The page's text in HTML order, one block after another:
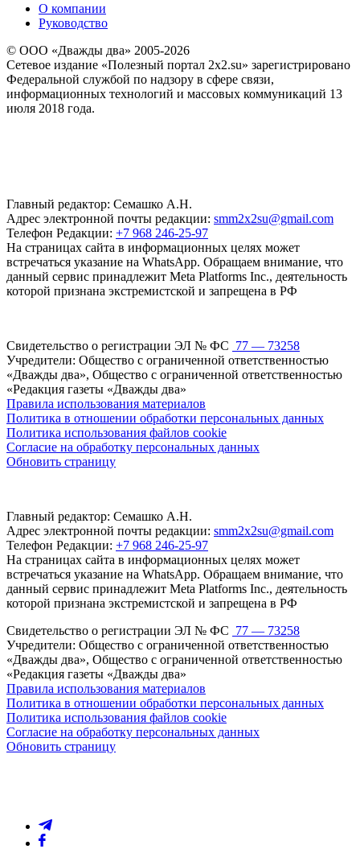
О компании
Руководство
© ООО «Дважды два» 2005-2026
Сетевое издание «Полезный портал 2x2.su» зарегистрировано
Федеральной службой по надзору в сфере связи,
информационных технологий и массовых коммуникаций 13
июля 2018 года.
Главный редактор: Семашко А.Н.
Адрес электронной почты редакции: smm2x2su@gmail.com
Телефон Редакции: +7 968 246-25-97
На страницах сайта в информационных целях может
встречаться указание на WhatsApp. Обращаем внимание, что
данный сервис принадлежит Meta Platforms Inc., деятельность
которой признана экстремистской и запрещена в РФ
Свидетельство о регистрации ЭЛ № ФС 77 — 73258
Учредители: Общество с ограниченной ответственностью
«Дважды два», Общество с ограниченной ответственностью
«Редакция газеты «Дважды два»
Правила использования материалов
Политика в отношении обработки персональных данных
Политика использования файлов cookie
Согласие на обработку персональных данных
Обновить страницу
Главный редактор: Семашко А.Н.
Адрес электронной почты редакции: smm2x2su@gmail.com
Телефон Редакции: +7 968 246-25-97
На страницах сайта в информационных целях может
встречаться указание на WhatsApp. Обращаем внимание, что
данный сервис принадлежит Meta Platforms Inc., деятельность
которой признана экстремистской и запрещена в РФ
Свидетельство о регистрации ЭЛ № ФС 77 — 73258
Учредители: Общество с ограниченной ответственностью
«Дважды два», Общество с ограниченной ответственностью
«Редакция газеты «Дважды два»
Правила использования материалов
Политика в отношении обработки персональных данных
Политика использования файлов cookie
Согласие на обработку персональных данных
Обновить страницу